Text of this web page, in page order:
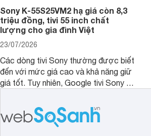
Sony K-55S25VM2 hạ giá còn 8,3
triệu đồng, tivi 55 inch chất
lượng cho gia đình Việt
23/07/2026
Các dòng tivi Sony thường được biết
đến với mức giá cao và khả năng giữ
giá tốt. Tuy nhiên, Google tivi Sony 55
hợp đáng chú ý khi có mức giá dễ
tiếp cận hơn dù mới ra mắt trong năm